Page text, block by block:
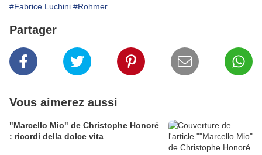
#Fabrice Luchini #Rohmer
Partager
Vous aimerez aussi
"Marcello Mio" de Christophe Honoré
: ricordi della dolce vita